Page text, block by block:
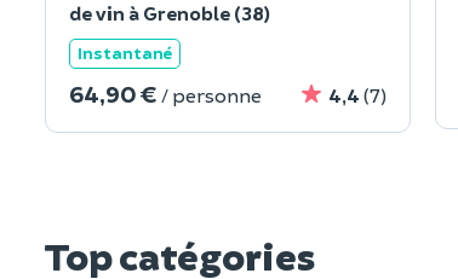
de vin à Grenoble (38)
Instantané
64,90 € / personne 4,4 (7)
Top catégories